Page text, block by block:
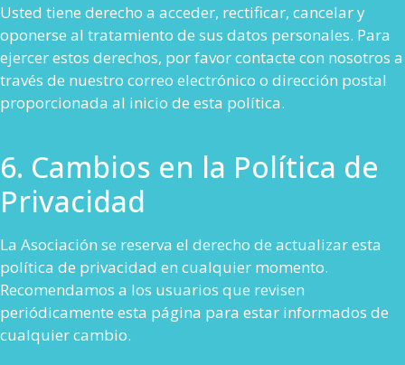
Usted tiene derecho a acceder, rectificar, cancelar y
oponerse al tratamiento de sus datos personales. Para
ejercer estos derechos, por favor contacte con nosotros a
través de nuestro correo electrónico o dirección postal
proporcionada al inicio de esta política.
6. Cambios en la Política de
Privacidad
La Asociación se reserva el derecho de actualizar esta
política de privacidad en cualquier momento.
Recomendamos a los usuarios que revisen
periódicamente esta página para estar informados de
cualquier cambio.